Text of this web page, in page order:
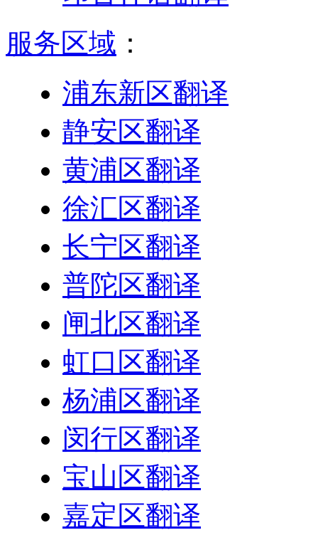
服务区域 ：
浦东新区翻译
静安区翻译
黄浦区翻译
徐汇区翻译
长宁区翻译
普陀区翻译
闸北区翻译
虹口区翻译
杨浦区翻译
闵行区翻译
宝山区翻译
嘉定区翻译